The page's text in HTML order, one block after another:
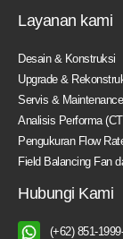
Layanan kami
Desain & Konstruksi
Upgrade &
Servis & Maintenance
Analisis Performa
Pengukuran Flow
Field Balancing Fan
Hubungi Kami
(+62) 851-